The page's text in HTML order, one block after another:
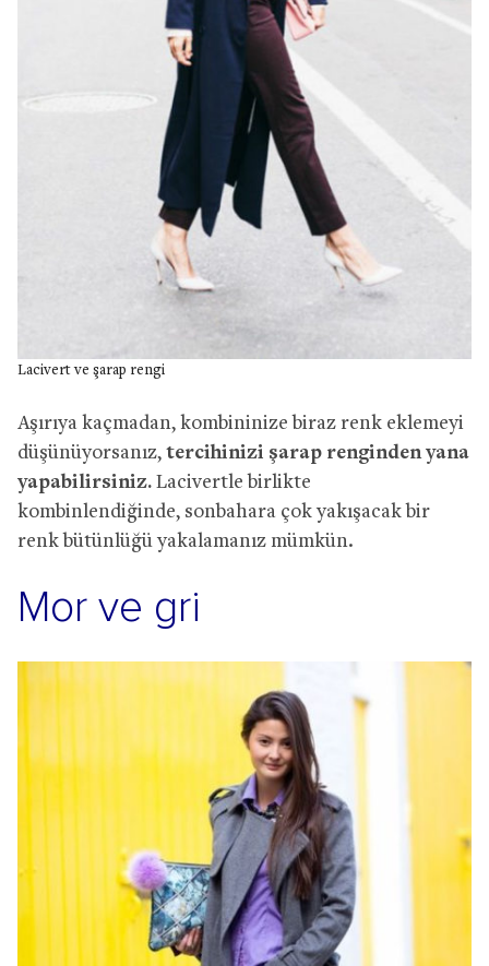
Lacivert ve şarap rengi
Aşırıya kaçmadan, kombininize biraz renk eklemeyi
düşünüyorsanız, tercihinizi şarap renginden yana
yapabilirsiniz. Lacivertle birlikte
kombinlendiğinde, sonbahara çok yakışacak bir
renk bütünlüğü yakalamanız mümkün.
Mor ve gri